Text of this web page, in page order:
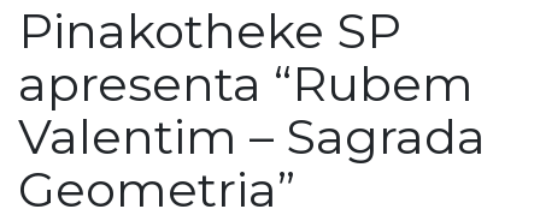
Pinakotheke SP
apresenta “Rubem
Valentim – Sagrada
Geometria”